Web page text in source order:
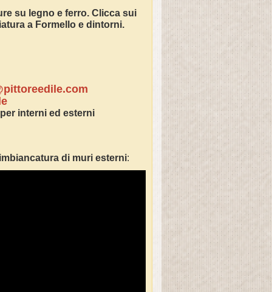
su legno e ferro. Clicca sui
a Formello e dintorni.
interni ed esterni
atura di muri esterni: